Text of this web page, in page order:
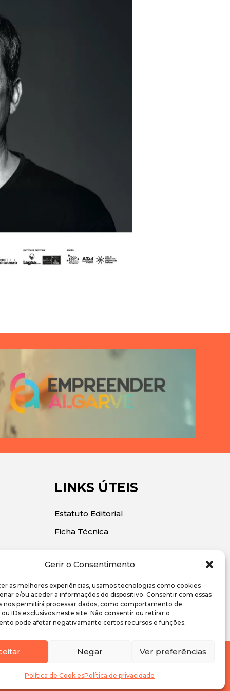
Gerir o Consentimento
as melhores experiências, usamos tecnologias como cookies
e/ou aceder a informações do dispositivo. Consentir com essas
nos permitirá processar dados, como comportamento de
IDs exclusivos neste site. Não consentir ou retirar o
pode afetar negativamante certos recursos e funções.
Negar Ver preferências
Política de CookiesPolítica de privacidade
LINKS ÚTEIS
Estatuto Editorial
Ficha Técnica